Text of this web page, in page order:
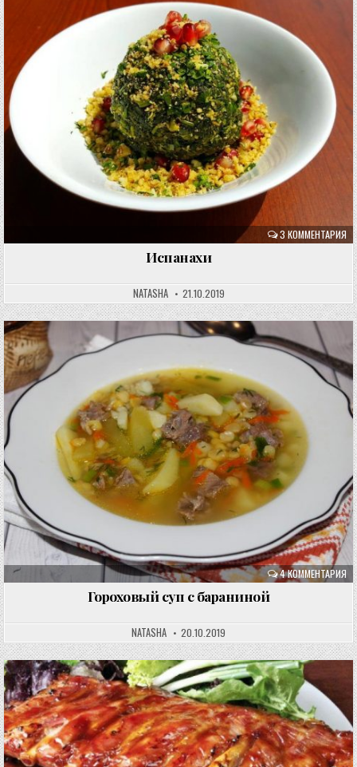
3 КОММЕНТАРИЯ
Испанахи
NATASHA 21.10.2019
4 КОММЕНТАРИЯ
Гороховый суп с бараниной
NATASHA 20.10.2019